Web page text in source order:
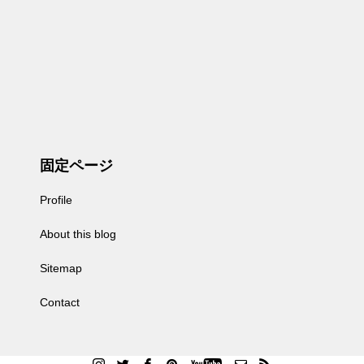
固定ページ
Profile
About this blog
Sitemap
Contact